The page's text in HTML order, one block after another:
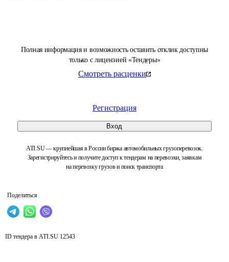
Полная информация и возможность оставить отклик доступны
только с лицензией «Тендеры»
Смотреть расценки
Регистрация
Вход
ATI.SU — крупнейшая в России биржа автомобильных грузоперевозок.
Зарегистрируйтесь и получите доступ к тендерам на перевозки, заявкам
на перевозку грузов и поиск транспорта
Поделиться
ID тендера в ATI.SU 12543